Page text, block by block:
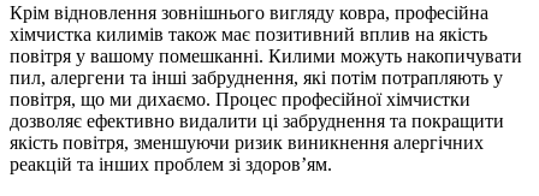
Крім відновлення зовнішнього вигляду ковра, професійна
хімчистка килимів також має позитивний вплив на якість
повітря у вашому помешканні. Килими можуть накопичувати
пил, алергени та інші забруднення, які потім потрапляють у
повітря, що ми дихаємо. Процес професійної хімчистки
дозволяє ефективно видалити ці забруднення та покращити
якість повітря, зменшуючи ризик виникнення алергічних
реакцій та інших проблем зі здоров’ям.